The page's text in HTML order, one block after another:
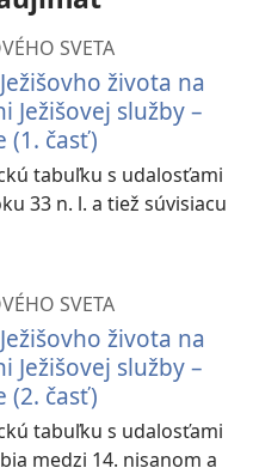
SVETA
života na
Ježišovej služby –
(1. časť)
tabuľku s udalosťami
33 n. l. a tiež súvisiacu
SVETA
života na
Ježišovej služby –
(2. časť)
tabuľku s udalosťami
medzi 14. nisanom a